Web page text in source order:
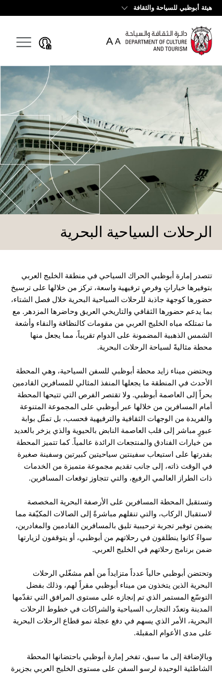
هيئة أبوظبي للسياحة والثقافة
A A
الرحلات السياحية البحرية
تتصدر إمارة أبوظبي الحراك السياحي في منطقة الخليج العربي
بتوفيرها خياراتٍ وفرصٍ ترفيهية واسعة، تركز من خلالها على ترسيخ
حضورها كوجهة جاذبة للرحلات السياحية البحرية خلال فصل الشتاء،
بما يدعم حضورها الثقافي والتاريخي العريق وحاضرها المزدهر. مع
ما تمتلكه مياه الخليج العربي من مقومات كالنظافة والنقاء وأشعة
الشمس الذهبية المضمونة على الدوام تقريباً، مما يجعل منها
محطة مثاليةً لسياحة الرحلات البحرية.
ويحتضن ميناء زايد محطة أبوظبي للسفن السياحية، وهي المحطة
الأحدث في المنطقة ما يجعلها المنفذ المثالي للمسافرين القادمين
بحراً إلى العاصمة أبوظبي. ولا تقتصر الفرص التي تتيحها المحطة
أمام المسافرين من خلالها عبر أبوظبي على المجموعة المتنوعة
والفريدة من الوجهات الثقافية والترفيهية فحسب، بل تمثّل بوابة
عبورٍ مباشر إلى قلب العاصمة النابض بالحيوية والذي يزخر بالعديد
من خيارات الفنادق والمنتجعات الرائدة عالمياً. كما تتميز المحطة
بقدرتها على استيعاب سفينتين سياحيتين كبيرتين وسفينة صغيرة
في الوقت ذاته، إلى جانب تقديم مجموعة متميزة من الخدمات
ذات الطراز العالمي الرفيع، والتي تتجاوز توقعات المسافرين.
وتستقبل المحطة المسافرين على الأرصفة البحرية المخصصة
لاستقبال الركاب، والتي تنقلهم مباشرةً إلى الصالات المكيّفة مما
يضمن توفير تجربة ترحيبية تليق بالمسافرين القادمين والمغادرين،
سواءً كانوا ينطلقون في رحلاتهم من أبوظبي، أو يتوقفون لزيارتها
ضمن برنامج رحلاتهم في الخليج العربي.
وتحتضن أبوظبي حالياً عدداً متزايداً من أهم مشغّلي الرحلات
البحرية الذين يتخذون من ميناء أبوظبي مقراً لهم، وذلك بفضل
التوسّع المستمر الذي تم إنجازه على مستوى المرافق التي تقدّمها
المدينة وتعدّد التجارب السياحية والشراكات في خطوط الرحلات
البحرية، الأمر الذي يسهم في دفع عجلة نمو قطاع الرحلات البحرية
على مدى الأعوام المقبلة.
وبالإضافة إلى ما سبق، تفخر إمارة أبوظبي باحتضانها المحطة
الشاطئية الوحيدة لرسو السفن على مستوى الخليج العربي بجزيرة